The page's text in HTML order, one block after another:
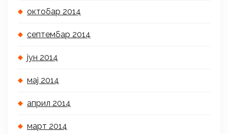
октобар 2014
септембар 2014
јун 2014
мај 2014
април 2014
март 2014